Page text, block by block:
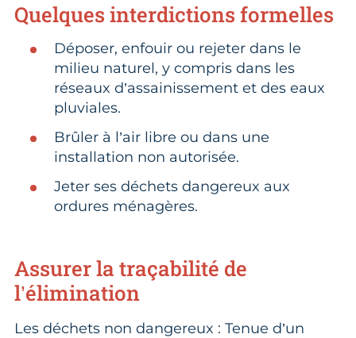
Quelques interdictions formelles
Déposer, enfouir ou rejeter dans le
milieu naturel, y compris dans les
réseaux d’assainissement et des eaux
pluviales.
Brûler à l’air libre ou dans une
installation non autorisée.
Jeter ses déchets dangereux aux
ordures ménagères.
Assurer la traçabilité de
l’élimination
Les déchets non dangereux : Tenue d’un